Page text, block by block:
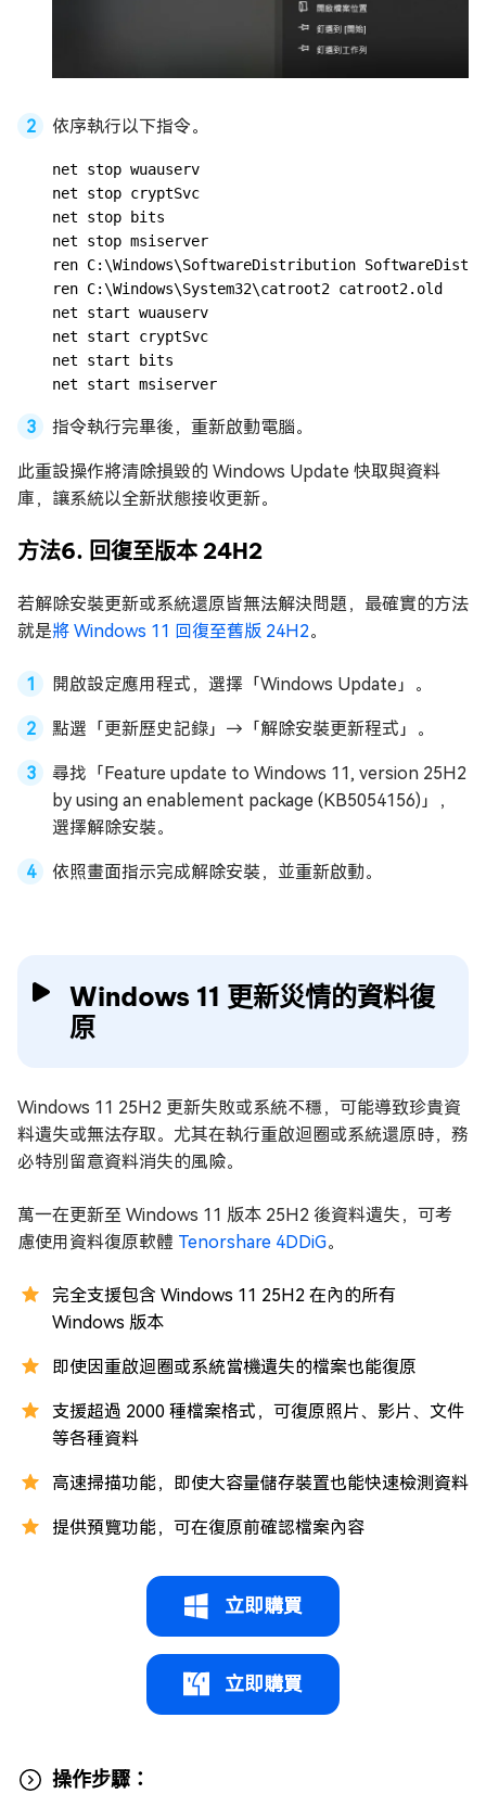
依序執行以下指令。
net stop wuauserv
net stop cryptSvc
net stop bits
net stop msiserver
ren C:\Windows\SoftwareDistribution
ren C:\Windows\System32\catroot2 catroot2.old
net start wuauserv
net start cryptSvc
net start bits
net start msiserver
指令執行完畢後，重新啟動電腦。
此重設操作將清除損毀的 Windows Update 快取與資料
庫，讓系統以全新狀態接收更新。
方法6. 回復至版本 24H2
若解除安裝更新或系統還原皆無法解決問題，最確實的方法
就是將 Windows 11 回復至舊版 24H2。
開啟設定應用程式，選擇「Windows Update」。
點選「更新歷史記錄」→「解除安裝更新程式」。
尋找「Feature update to Windows 11, version 25H2
by using an enablement package (KB5054156)」，
選擇解除安裝。
依照畫面指示完成解除安裝，並重新啟動。
Windows 11 更新災情的資料復
原
Windows 11 25H2 更新失敗或系統不穩，可能導致珍貴資
料遺失或無法存取。尤其在執行重啟迴圈或系統還原時，務
必特別留意資料消失的風險。
萬一在更新至 Windows 11 版本 25H2 後資料遺失，可考
慮使用資料復原軟體 Tenorshare 4DDiG。
完全支援包含 Windows 11 25H2 在內的所有
Windows 版本
即使因重啟迴圈或系統當機遺失的檔案也能復原
支援超過 2000 種檔案格式，可復原照片、影片、文件
等各種資料
高速掃描功能，即使大容量儲存裝置也能快速檢測資料
提供預覽功能，可在復原前確認檔案內容
立即購買
立即購買
操作步驟：